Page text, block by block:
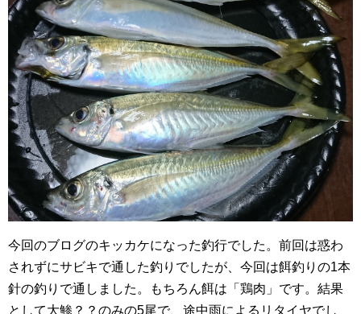
今回のブログのキッカケになった釣行でした。前回は惑わ
されずにサビキで通した釣りでしたが、今回は餌釣りの1本
針の釣りで通しました。もちろん餌は「鶏肉」です。結果
として大鯵？？のみの5尾で、途中雨によるリタイヤでし